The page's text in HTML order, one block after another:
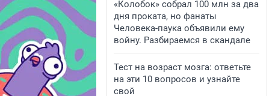
«Колобок» собрал 100 млн за два
дня проката, но фанаты
Человека-паука объявили ему
войну. Разбираемся в скандале
Тест на возраст мозга: ответьте
на эти 10 вопросов и узнайте
свой